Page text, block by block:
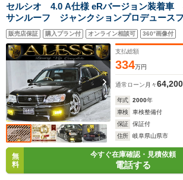
セルシオ 4.0 A仕様 eRバージョン装着
サンルーフ ジャンクションプロデュー
ジャンクションプロデュースマフラー JIC
高調 シャレン19インチ 新品タイヤ カロ
ナビ Bluetoothオーディオ
販売店保証 購入プラン付 オンライン相談可 360°画像付
支払総額
334万円
通常ローン 月々64,200
年式 2000年
車検
車検整備付
保証
保証付
住所
岐阜県山県市
無
料
今すぐ在庫確認・見積依頼
電話する